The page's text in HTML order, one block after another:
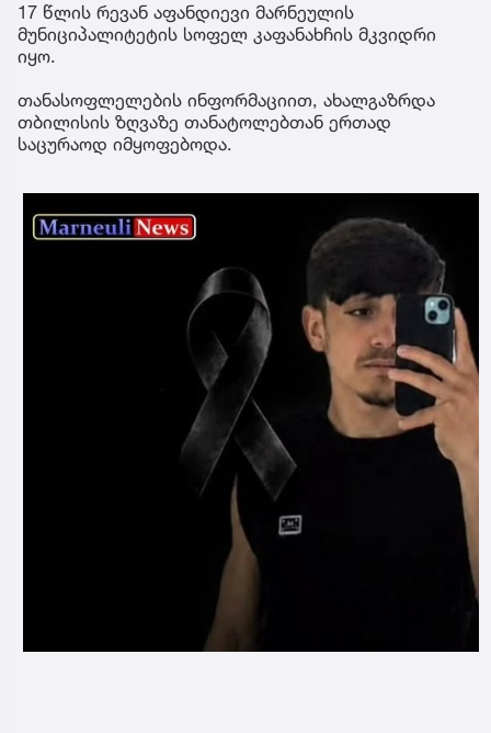
17 წლის რევან აფანდიევი მარნეულის
მუნიციპალიტეტის სოფელ კაფანახჩის მკვიდრი
იყო.
თანასოფლელების ინფორმაციით, ახალგაზრდა
თბილისის ზღვაზე თანატოლებთან ერთად
საცურაოდ იმყოფებოდა.